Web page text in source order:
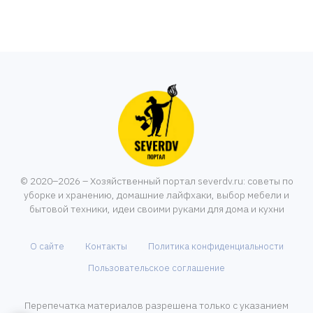
© 2020–2026 – Хозяйственный портал severdv.ru: советы по
уборке и хранению, домашние лайфхаки, выбор мебели и
бытовой техники, идеи своими руками для дома и кухни
О сайте Контакты
Политика конфиденциальности
Пользовательское соглашение
Перепечатка материалов разрешена только с указанием